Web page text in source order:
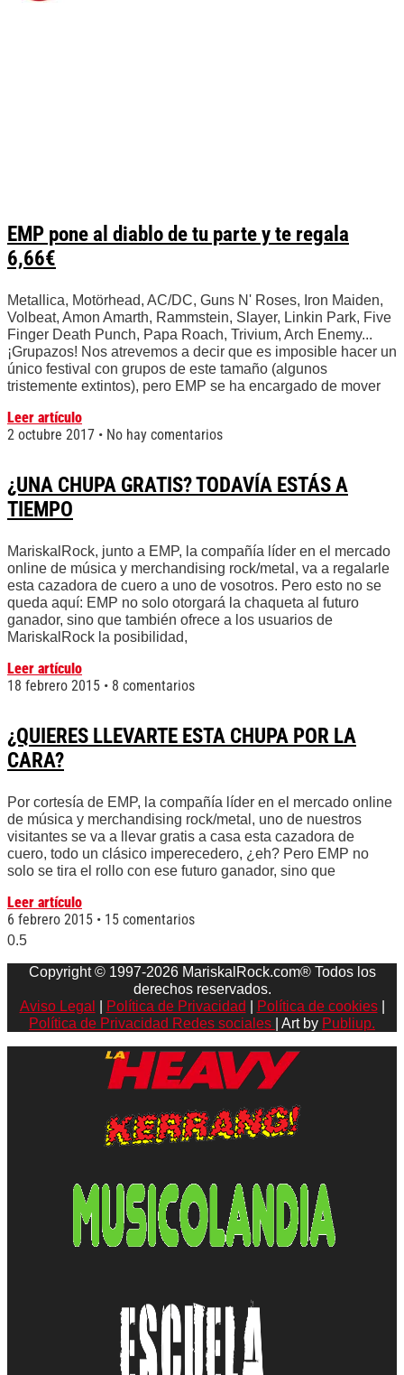
EMP pone al diablo de tu parte y te regala
6,66€
Metallica, Motörhead, AC/DC, Guns N' Roses, Iron Maiden,
Volbeat, Amon Amarth, Rammstein, Slayer, Linkin Park, Five
Finger Death Punch, Papa Roach, Trivium, Arch Enemy...
¡Grupazos! Nos atrevemos a decir que es imposible hacer un
único festival con grupos de este tamaño (algunos
tristemente extintos), pero EMP se ha encargado de mover
Leer artículo
2 octubre 2017
No hay comentarios
¿UNA CHUPA GRATIS? TODAVÍA ESTÁS A
TIEMPO
MariskalRock, junto a EMP, la compañía líder en el mercado
online de música y merchandising rock/metal, va a regalarle
esta cazadora de cuero a uno de vosotros. Pero esto no se
queda aquí: EMP no solo otorgará la chaqueta al futuro
ganador, sino que también ofrece a los usuarios de
MariskalRock la posibilidad,
Leer artículo
18 febrero 2015
8 comentarios
¿QUIERES LLEVARTE ESTA CHUPA POR LA
CARA?
Por cortesía de EMP, la compañía líder en el mercado online
de música y merchandising rock/metal, uno de nuestros
visitantes se va a llevar gratis a casa esta cazadora de
cuero, todo un clásico imperecedero, ¿eh? Pero EMP no
solo se tira el rollo con ese futuro ganador, sino que
Leer artículo
6 febrero 2015
15 comentarios
Copyright © 1997-2026 MariskalRock.com® Todos los
derechos reservados.
Aviso Legal
Política de Privacidad Política de cookies|
Política de Privacidad Redes sociales
| Art by Publiup.